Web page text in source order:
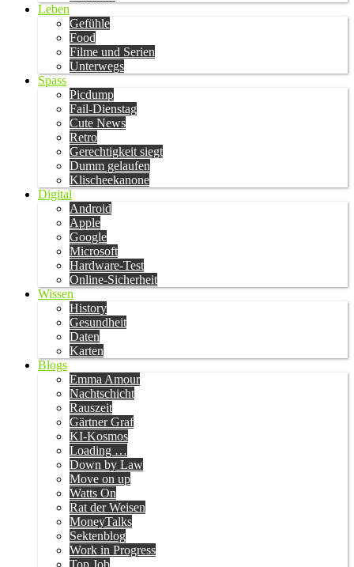
Leben
Gefühle
Food
Filme und Serien
Unterwegs
Spass
Picdump
Fail-Dienstag
Cute News
Retro
Gerechtigkeit siegt
Dumm gelaufen
Klischeekanone
Digital
Android
Apple
Google
Microsoft
Hardware-Test
Online-Sicherheit
Wissen
History
Gesundheit
Daten
Karten
Blogs
Emma Amour
Nachtschicht
Rauszeit
Gärtner Graf
KI-Kosmos
Loading …
Down by Law
Move on up
Watts On
Rat der Weisen
MoneyTalks
Sektenblog
Work in Progress
Top Job